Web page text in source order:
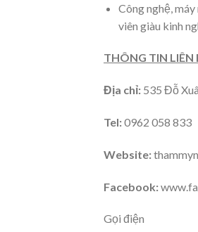
Công nghệ,
viên giàu kinh
THÔNG TIN LIÊN
Địa chỉ: 535 Đỗ
Tel:0962 058 833
Website:
Facebook:
Gọi điện